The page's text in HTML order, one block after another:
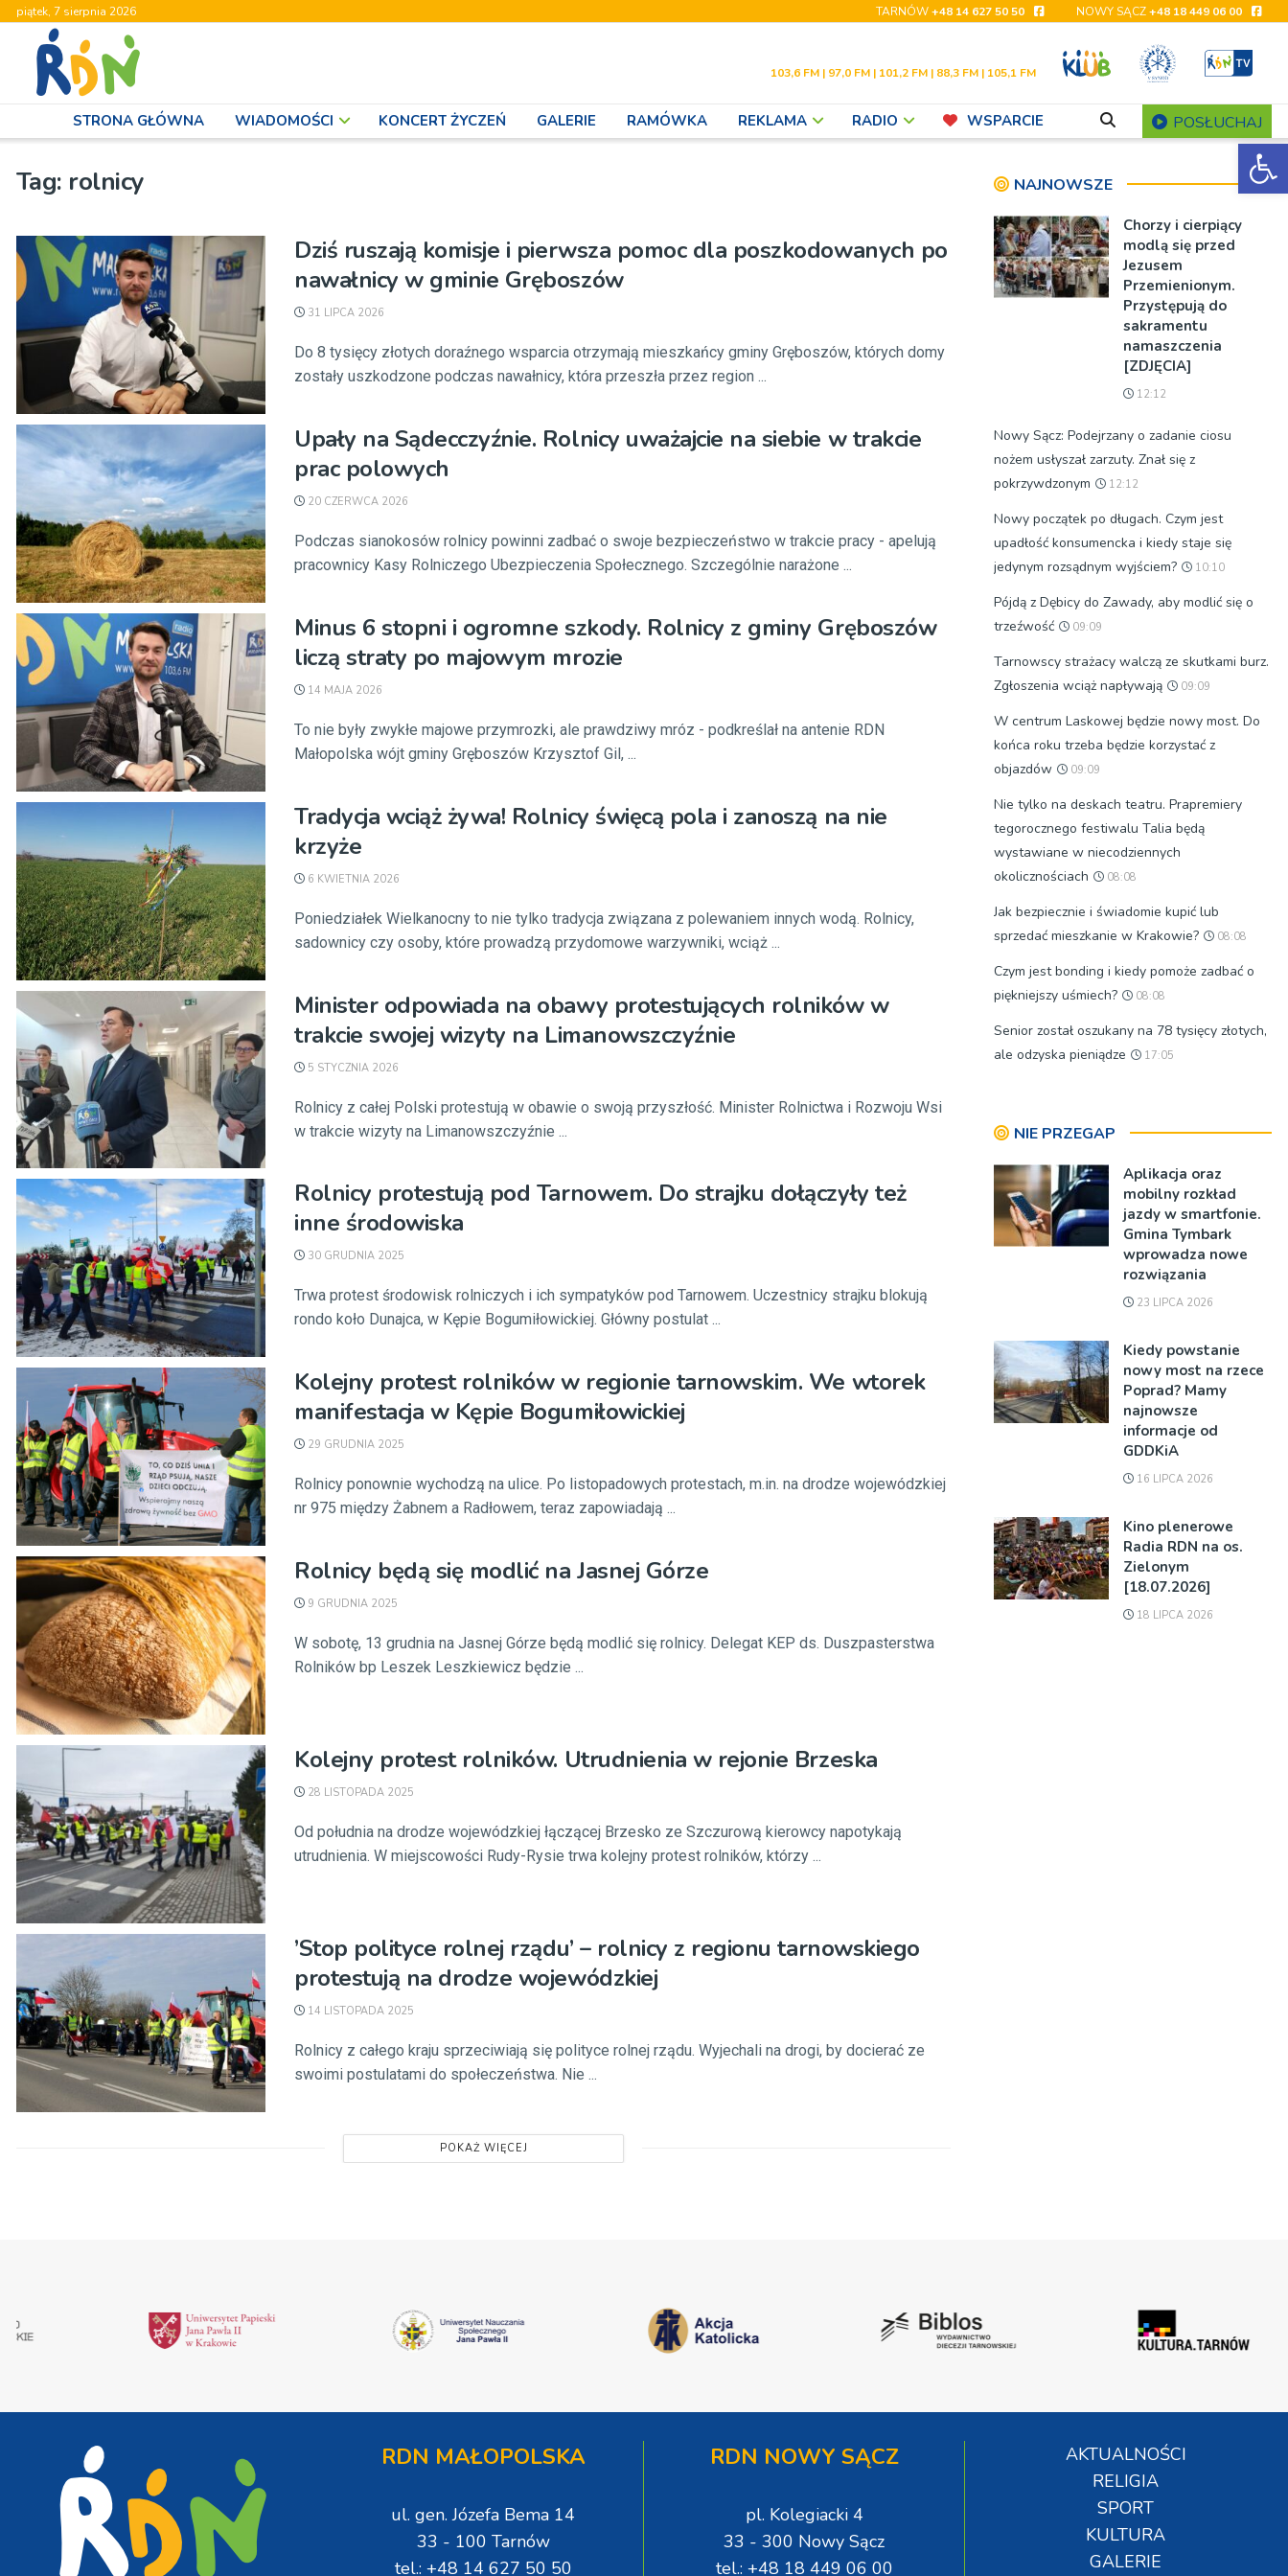
piątek, 7 sierpnia 2026 TARNÓW+48 14 627 50 50 NOWY SĄCZ+48 18 449 06 00
103,6 FM | 97,0 FM | 101,2 FM | 88,3 FM | 105,1 FM
STRONA GŁÓWNA WIADOMOŚCI KONCERT ŻYCZEŃ GALERIE RAMÓWKA REKLAMA RADIO WSPARCIE POSŁUCHAJ
Tag: rolnicy
Dziś ruszają komisje i pierwsza pomoc dla poszkodowanych po
nawałnicy w gminie Gręboszów
31 LIPCA 2026
Do 8 tysięcy złotych doraźnego wsparcia otrzymają mieszkańcy gminy Gręboszów, których domy
zostały uszkodzone podczas nawałnicy, która przeszła przez region ...
Upały na Sądecczyźnie. Rolnicy uważajcie na siebie w trakcie
prac polowych
20 CZERWCA 2026
Podczas sianokosów rolnicy powinni zadbać o swoje bezpieczeństwo w trakcie pracy - apelują
pracownicy Kasy Rolniczego Ubezpieczenia Społecznego. Szczególnie narażone ...
Minus 6 stopni i ogromne szkody. Rolnicy z gminy Gręboszów
liczą straty po majowym mrozie
14 MAJA 2026
To nie były zwykłe majowe przymrozki, ale prawdziwy mróz - podkreślał na antenie RDN
Małopolska wójt gminy Gręboszów Krzysztof Gil, ...
Tradycja wciąż żywa! Rolnicy święcą pola i zanoszą na nie
krzyże
6 KWIETNIA 2026
Poniedziałek Wielkanocny to nie tylko tradycja związana z polewaniem innych wodą. Rolnicy,
sadownicy czy osoby, które prowadzą przydomowe warzywniki, wciąż ...
Minister odpowiada na obawy protestujących rolników w
trakcie swojej wizyty na Limanowszczyźnie
5 STYCZNIA 2026
Rolnicy z całej Polski protestują w obawie o swoją przyszłość. Minister Rolnictwa i Rozwoju Wsi
w trakcie wizyty na Limanowszczyźnie ...
Rolnicy protestują pod Tarnowem. Do strajku dołączyły też
inne środowiska
30 GRUDNIA 2025
Trwa protest środowisk rolniczych i ich sympatyków pod Tarnowem. Uczestnicy strajku blokują
rondo koło Dunajca, w Kępie Bogumiłowickiej. Główny postulat ...
Kolejny protest rolników w regionie tarnowskim. We wtorek
manifestacja w Kępie Bogumiłowickiej
29 GRUDNIA 2025
Rolnicy ponownie wychodzą na ulice. Po listopadowych protestach, m.in. na drodze wojewódzkiej
nr 975 między Żabnem a Radłowem, teraz zapowiadają ...
Rolnicy będą się modlić na Jasnej Górze
9 GRUDNIA 2025
W sobotę, 13 grudnia na Jasnej Górze będą modlić się rolnicy. Delegat KEP ds. Duszpasterstwa
Rolników bp Leszek Leszkiewicz będzie ...
Kolejny protest rolników. Utrudnienia w rejonie Brzeska
28 LISTOPADA 2025
Od południa na drodze wojewódzkiej łączącej Brzesko ze Szczurową kierowcy napotykają
utrudnienia. W miejscowości Rudy-Rysie trwa kolejny protest rolników, którzy ...
’Stop polityce rolnej rządu’ – rolnicy z regionu tarnowskiego
protestują na drodze wojewódzkiej
14 LISTOPADA 2025
Rolnicy z całego kraju sprzeciwiają się polityce rolnej rządu. Wyjechali na drogi, by docierać ze
swoimi postulatami do społeczeństwa. Nie ...
POKAŻ WIĘCEJ
NAJNOWSZE
Chorzy i cierpiący
modlą się przed
Jezusem
Przemienionym.
Przystępują do
sakramentu
namaszczenia
[ZDJĘCIA]
12:12
Nowy Sącz: Podejrzany o zadanie ciosu
nożem usłyszał zarzuty. Znał się z
pokrzywdzonym
12:12
Nowy początek po długach. Czym jest
upadłość konsumencka i kiedy staje się
jedynym rozsądnym wyjściem?
10:10
Pójdą z Dębicy do Zawady, aby modlić się o
trzeźwość
09:09
Tarnowscy strażacy walczą ze skutkami burz.
Zgłoszenia wciąż napływają
09:09
W centrum Laskowej będzie nowy most. Do
końca roku trzeba będzie korzystać z
objazdów
09:09
Nie tylko na deskach teatru. Prapremiery
tegorocznego festiwalu Talia będą
wystawiane w niecodziennych
okolicznościach
08:08
Jak bezpiecznie i świadomie kupić lub
sprzedać mieszkanie w Krakowie?
08:08
Czym jest bonding i kiedy pomoże zadbać o
piękniejszy uśmiech?
08:08
Senior został oszukany na 78 tysięcy złotych,
ale odzyska pieniądze
17:05
NIE PRZEGAP
Aplikacja oraz
mobilny rozkład
jazdy w smartfonie.
Gmina Tymbark
wprowadza nowe
rozwiązania
23 LIPCA 2026
Kiedy powstanie
nowy most na rzece
Poprad? Mamy
najnowsze
informacje od
GDDKiA
16 LIPCA 2026
Kino plenerowe
Radia RDN na os.
Zielonym
[18.07.2026]
18 LIPCA 2026
RDN MAŁOPOLSKA
ul. gen. Józefa Bema 14
33 - 100 Tarnów
tel.: +48 14 627 50 50
RDN NOWY SĄCZ
pl. Kolegiacki 4
33 - 300 Nowy Sącz
tel.: +48 18 449 06 00
AKTUALNOŚCI
RELIGIA
SPORT
KULTURA
GALERIE